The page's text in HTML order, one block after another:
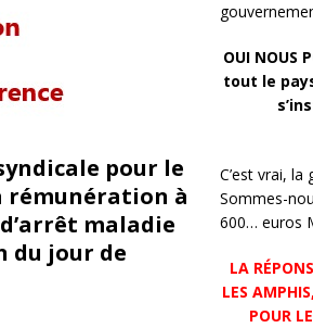
OUI NOUS
tout le
C’est vrai,
Sommes-
600… euros
LA
LES
POUR
pour le
rémunération à
maladie
du jour de